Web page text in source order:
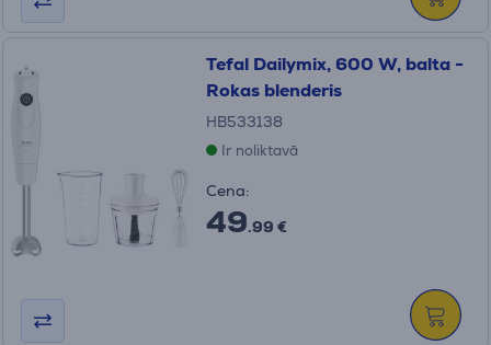
Tefal Dailymix, 600 W, balta -
Rokas blenderis
HB533138
Ir noliktavā
Cena:
49.99 €